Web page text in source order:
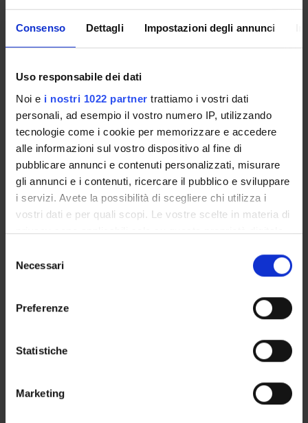
Consenso Dettagli Impostazioni degli annunci
Uso responsabile dei dati
Noi e i nostri 1022 partner trattiamo i vostri dati
personali, ad esempio il vostro numero IP, utilizzando
tecnologie come i cookie per memorizzare e accedere
alle informazioni sul vostro dispositivo al fine di
pubblicare annunci e contenuti personalizzati, misurare
gli annunci e i contenuti, ricercare il pubblico e sviluppare
i servizi. Avete la possibilità di scegliere chi utilizza i
vostri dati e per quali scopi. Le vostre scelte in materia di
privacy sono applicabili solo su questa proprietà digitale
modificare o revocare il proprio consenso in qualsiasi
momento dalla Dichiarazione sui cookie o facendo clic
raccogliere informazioni sulla tua posizione
geografica, con un'approssimazione di qualche
Identificare il tuo dispositivo, scansionandolo
delNecessari
Preferenze
Statistiche
Marketing
ORGANISATION
DEPARTMENT ADMINISTRATION OFFICES
STUDENT ADMINISTRATION OFFICES
DEPARTMENT FACILITIES
RESEARCH LABORATORIES
RESEARCH CENTRES